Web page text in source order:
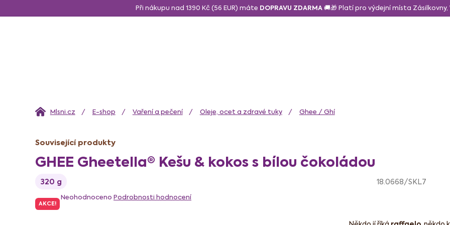
na
Při nákupu nad 1390 Kč (56 EUR) máte DOPRAVU ZDARMA🚚🎁 Platí pro výdejní místa Zásilkovny,
Domů E-shop Vaření a pečení Oleje, ocet a zdravé tuky Ghee / Ghí
GHEE Gheetella® Kešu & kokos s bílou čokoládou
320 g 18.0668/SKL7
AKCE!
Průměrné
hodnocení
Neohodnoceno Podrobnosti hodnocení
Související produkty